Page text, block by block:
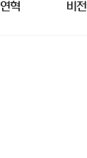
연혁 비전